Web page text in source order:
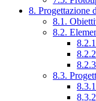
8. Progettazione
8.1.
8.2.
8.3.